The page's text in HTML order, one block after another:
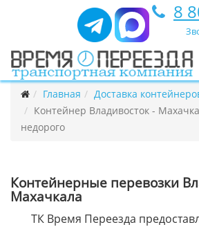
8
Главная
Доставка
Контейнер Владивосток -
недорого
Контейнерные перевозки
Махачкала
ТК Время Переезда